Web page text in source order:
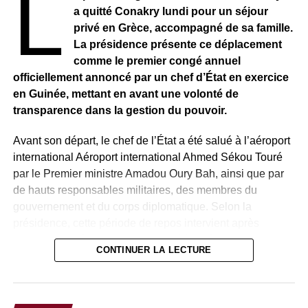
L
a quitté Conakry lundi pour un séjour
privé en Grèce, accompagné de sa famille.
La présidence présente ce déplacement
comme le premier congé annuel
officiellement annoncé par un chef d’État en exercice
en Guinée, mettant en avant une volonté de
transparence dans la gestion du pouvoir.
Avant son départ, le chef de l’État a été salué à l’aéroport
international Aéroport international Ahmed Sékou Touré
par le Premier ministre Amadou Oury Bah, ainsi que par
de hauts responsables militaires, des membres du
gouvernement et du corps diplomatique. Selon la
plusieurs années d’intense activité à la tête du pays et
précède la poursuite des réformes engagées.
Quelques heures après le départ présidentiel, le chef
d’état-major des forces armées, le général Ibrahima Sory
CONTINUER LA LECTURE